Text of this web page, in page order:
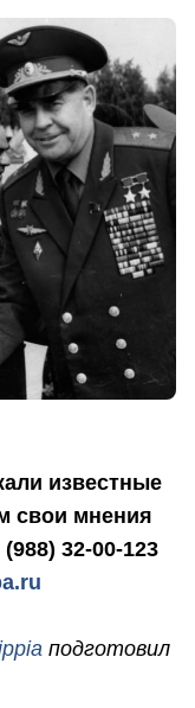
известные
свои мнения
32-00-123
подготовил